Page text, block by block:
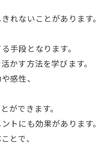
れないことがあります。
手段となります。
かす方法を学びます。
感性、
ができます。
トにも効果があります。
とで、